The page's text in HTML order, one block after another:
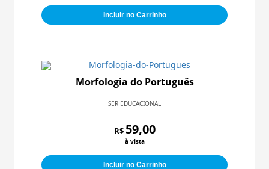
Incluir no Carrinho
Morfologia do Português
SER EDUCACIONAL
R$ 59,00
à vista
Incluir no Carrinho